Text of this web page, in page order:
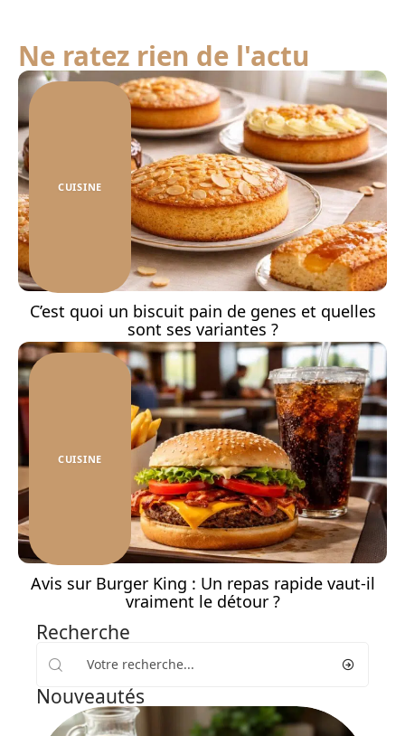
Ne ratez rien de l'actu
CUISINE
C’est quoi un biscuit pain de genes et quelles
sont ses variantes ?
CUISINE
Avis sur Burger King : Un repas rapide vaut-il
vraiment le détour ?
Recherche
Nouveautés